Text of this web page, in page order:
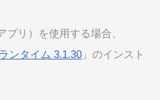
リ）を使用する場合、
ンタイム 3.1.30 」のインスト